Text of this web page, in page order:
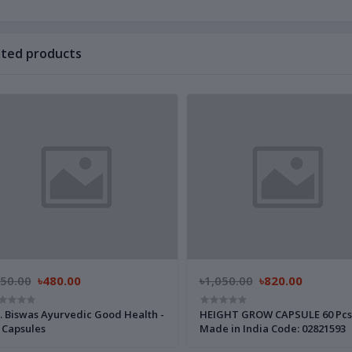
products
৳480.00
Biswas Ayurvedic Good Health -
Capsules
৳1,050.00 ৳820.00
HEIGHT GROW CAPSULE 60 Pcs
Made in India Code: 02821593